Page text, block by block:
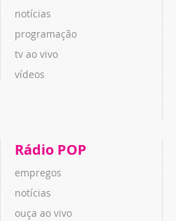
notícias
programação
tv ao vivo
vídeos
Rádio POP
empregos
notícias
ouça ao vivo